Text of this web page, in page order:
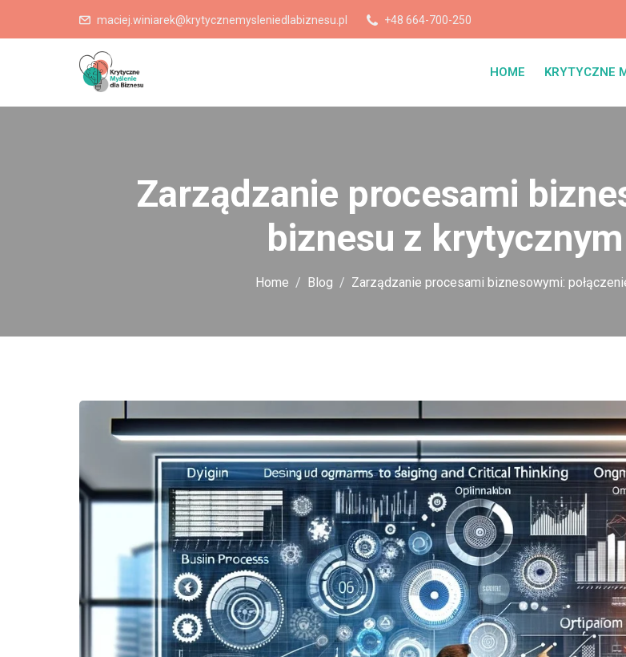
maciej.winiarek@krytycznemysleniedlabiznesu.pl +48 664-700-250
HOME KRYTYCZNE
Zarządzanie procesami
biznesu z
Home Blog Zarządzanie procesami biznesowymi: